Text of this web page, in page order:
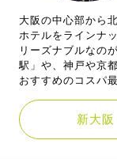
大阪の中心部から
ホテルをラインナ
リーズナブルなの
駅」や、神戸や京
おすすめのコスパ
新大